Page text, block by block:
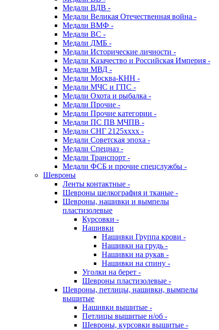
Медали ВДВ -
Медали Великая Отечественная война -
Медали ВМФ -
Медали ВС -
Медали ДМБ -
Медали Исторические личности -
Медали Казачество и Российская Империя -
Медали МВД -
Медали Москва-КНН -
Медали МЧС и ГПС -
Медали Охота и рыбалка -
Медали Прочие -
Медали Прочие категории -
Медали ПС ПВ МЧПВ -
Медали СНГ 2125хххх -
Медали Советская эпоха -
Медали Спецназ -
Медали Транспорт -
Медали ФСБ и прочие спецслужбы -
Шевроны
Ленты контактные -
Шевроны шелкография и тканые -
Шевроны, нашивки и вымпелы
пластизолевые
Курсовки -
Нашивки
Нашивки Группа крови -
Нашивки на грудь -
Нашивки на рукав -
Нашивки на спину -
Уголки на берет -
Шевроны пластизолевые -
Шевроны, петлицы, нашивки, вымпелы
вышитые
Нашивки вышитые -
Петлицы вышитые н/об -
Шевроны, курсовки вышитые -